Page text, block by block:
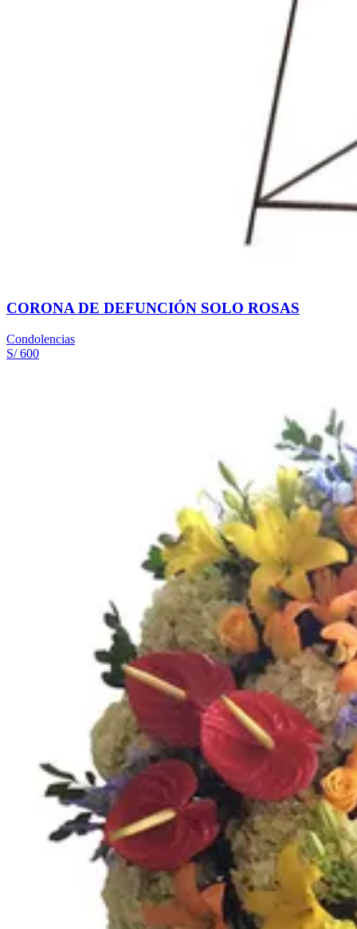
CORONA DE DEFUNCIÓN SOLO ROSAS
Condolencias
S/ 600